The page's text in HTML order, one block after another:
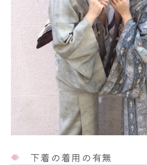
下着の着用の有無